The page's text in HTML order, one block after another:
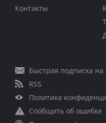
Контакты
Быстрая подписка на
RSS
Политика
Сообщить об ошибке